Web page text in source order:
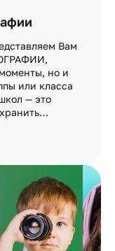
Вам
но и
или класса
— это